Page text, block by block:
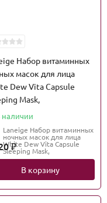
Набор витаминных
масок для лица
Dew Vita Capsule
Mask,
наличии
Laneige Набор витаминных
ночных масок для лица
White Dew Vita Capsule
Sleeping Mask,
₽
В корзину